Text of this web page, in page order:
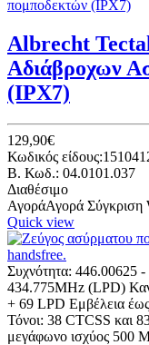
Albrecht
Αδιάβροχων
(IPX7)
129,90€
Κωδικός
B. Κωδ.: 04.0101.037
Διαθέσιμο
ΑγοράΑγορά Σύγκριση
Quick view
Συχνότητα: 446.00625
434.775MHz (LPD)
+ 69 LPD Εμβέλεια
Τόνοι: 38 CTCSS και
μεγάφωνο ισχύος 500